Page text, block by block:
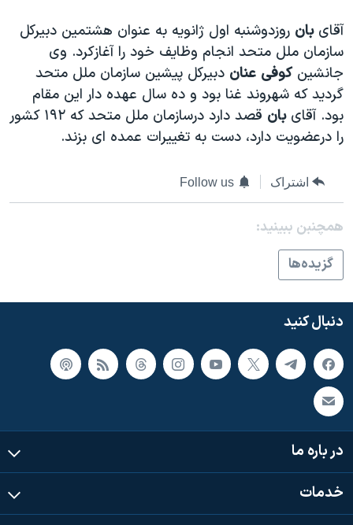
تریبونال مردمی آبان ۹۸
دادگاه حمید نوری
چهل سال گروگان‌گیری
قانون شفافیت دارائی کادر رهبری ایران
اعتراضات مردمی آبان ۹۸
اسرائیل در جنگ
نرگس محمدی برنده جایزه نوبل صلح
همایش محافظه‌کاران آمریکا «سی‌پک»
صفحه‌های ویژه
آقایبان روزدوشنبه اول ژانويه به عنوان هشتمين دبيرکل
سازمان ملل متحد انجام وظايف خود را آغازکرد. وی
جانشينکوفی عنان دبيرکل پيشين سازمان ملل متحد
گرديد که شهروند غنا بود و ده سال عهده دار اين مقام
بود. آقایبان
قصد دارد درسازمان ملل متحد که ۱۹۲ کشور
را درعضويت دارد، دست به تغييرات عمده ای بزند.
اشتراک Follow us
همچنبن ببینید:
گزيده‌ها
دنبال کنید
در باره ما
خدمات